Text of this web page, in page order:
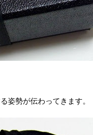
姿勢が伝わってきます。